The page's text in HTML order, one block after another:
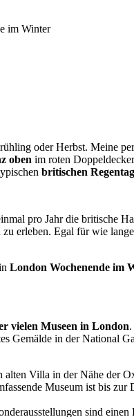
im Winter
oder Herbst. Meine
oben im roten
britischen
pro Jahr die britische
erleben. Egal für wie
London Wochenende im
vielen Museen in London
Gemälde in der National
alten Villa in der Nähe der
Museum ist bis
sind einen